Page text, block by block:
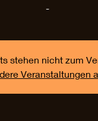
-
stehen nicht zum
Veranstaltungen